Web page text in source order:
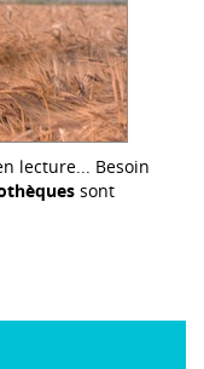
lecture... Besoin
sont